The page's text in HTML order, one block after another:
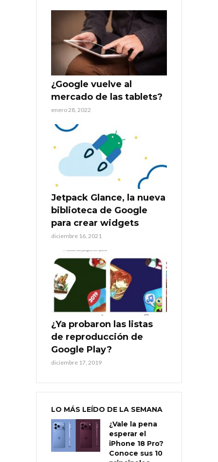
¿Google vuelve al
mercado de las tablets?
enero 28, 2022
Jetpack Glance, la nueva
biblioteca de Google
para crear widgets
diciembre 16, 2021
¿Ya probaron las listas
de reproducción de
Google Play?
diciembre 17, 2019
LO MÁS LEÍDO DE LA SEMANA
¿Vale la pena
esperar el
iPhone 18 Pro?
Conoce sus 10